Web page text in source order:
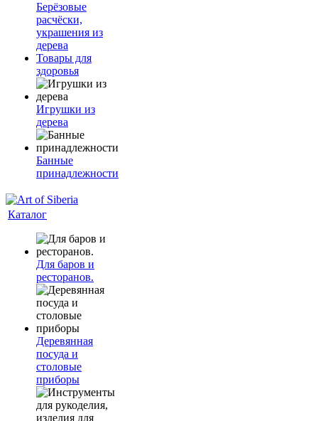
Берёзовые
расчёски,
украшения из
дерева
Товары для
здоровья
Игрушки из
дерева
Банные
принадлежности
Каталог
Для баров и
ресторанов.
Деревянная
посуда и
столовые
приборы